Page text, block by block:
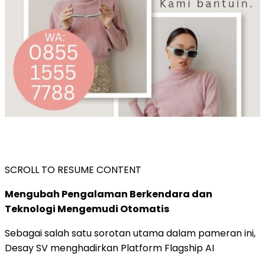
SCROLL TO RESUME CONTENT
Mengubah Pengalaman Berkendara dan
Teknologi Mengemudi Otomatis
Sebagai salah satu sorotan utama dalam pameran ini,
Desay SV menghadirkan Platform Flagship AI